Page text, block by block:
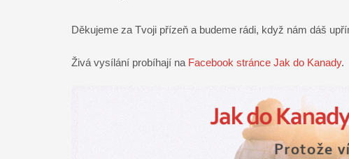
Děkujeme za Tvoji přízeň a budeme rádi, když nám dáš
Živá vysílání probíhají na Facebook stránce Jak do Kanady.